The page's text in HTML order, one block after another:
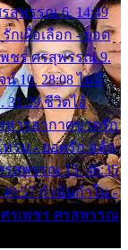
สุพรรณ 6. 14:49
กเผื่อเลือก - ยอด
พชร ศรสุพรรณ 9.
10. 28:08 ไม่มี
31:29 ชีวิตไอ้
หารอากาศขาดรัก
ทรม - ยอดรัก สลัก
รสุพรรณ 15. 46:35
กำนันกำใน -
ศรเพชร ศรสุพรรณ